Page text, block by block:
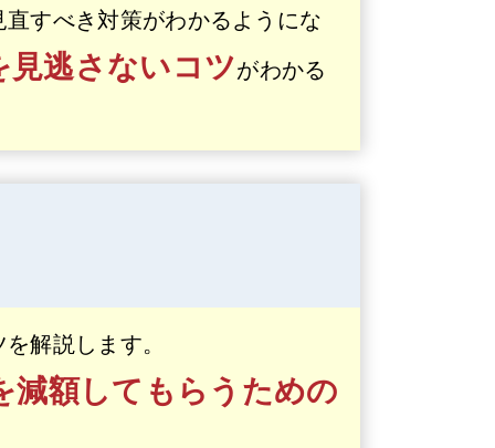
すべき対策がわかるようにな
見逃さないコツがわかる
解説します。
減額してもらうための